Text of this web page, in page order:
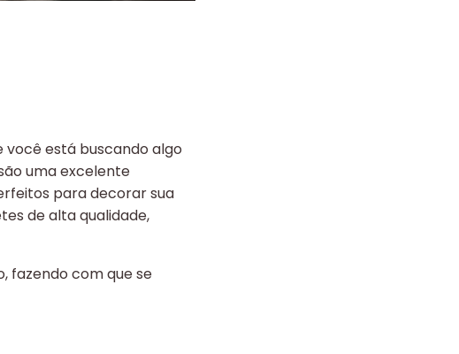
você está buscando algo
uma excelente
para decorar sua
de alta qualidade,
fazendo com que se